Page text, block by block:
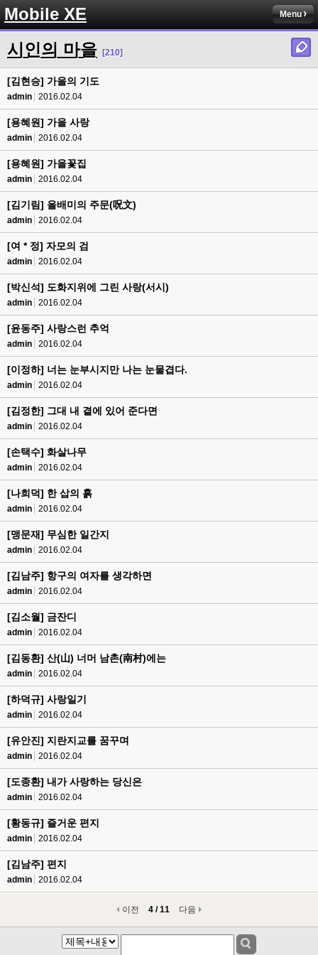
Mobile XE Menu
시인의 마을 [210]
[김현승] 가을의 기도
admin 2016.02.04
[용혜원] 가을 사랑
admin 2016.02.04
[용혜원] 가을꽃집
admin 2016.02.04
[김기림] 올배미의 주문(呪文)
admin 2016.02.04
[여 * 정] 자모의 검
admin 2016.02.04
[박신석] 도화지위에 그린 사랑(서시)
admin 2016.02.04
[윤동주] 사랑스런 추억
admin 2016.02.04
[이정하] 너는 눈부시지만 나는 눈물겹다.
admin 2016.02.04
[김정한] 그대 내 곁에 있어 준다면
admin 2016.02.04
[손택수] 화살나무
admin 2016.02.04
[나희덕] 한 삽의 흙
admin 2016.02.04
[맹문재] 무심한 일간지
admin 2016.02.04
[김남주] 항구의 여자를 생각하면
admin 2016.02.04
[김소월] 금잔디
admin 2016.02.04
[김동환] 산(山) 너머 남촌(南村)에는
admin 2016.02.04
[하덕규] 사랑일기
admin 2016.02.04
[유안진] 지란지교를 꿈꾸며
admin 2016.02.04
[도종환] 내가 사랑하는 당신은
admin 2016.02.04
[황동규] 즐거운 편지
admin 2016.02.04
[김남주] 편지
admin 2016.02.04
이전 4 / 11 다음